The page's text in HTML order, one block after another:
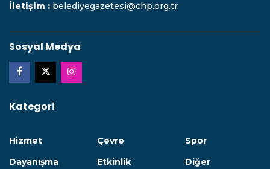
İletişim : belediyegazetesi@chp.org.tr
Sosyal Medya
Kategori
Hizmet
Dayanışma
Çevre
Etkinlik
Spor
Diğer